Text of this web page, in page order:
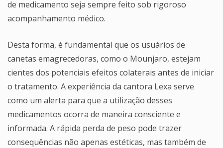
de medicamento seja sempre feito sob rigoroso
acompanhamento médico.
Desta forma, é fundamental que os usuários de
canetas emagrecedoras, como o Mounjaro, estejam
cientes dos potenciais efeitos colaterais antes de iniciar
o tratamento. A experiência da cantora Lexa serve
como um alerta para que a utilização desses
medicamentos ocorra de maneira consciente e
informada. A rápida perda de peso pode trazer
consequências não apenas estéticas, mas também de